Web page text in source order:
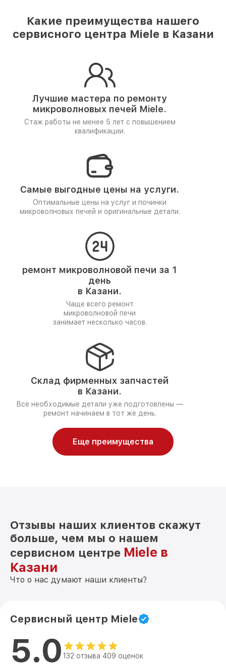
Какие преимущества нашего
сервисного центра Miele в Казани
Лучшие мастера по ремонту
микроволновых печей Miele.
Стаж работы не менее 5 лет с повышением
квалификации.
Самые выгодные цены на услуги.
Оптимальные цены на услуг и починки
микроволновых печей и оригинальные детали.
ремонт микроволновой печи за 1
день
в Казани.
Чаще всего ремонт
микроволновой печи
занимает несколько часов.
Склад фирменных запчастей
в Казани.
Все необходимые детали уже подготовлены —
ремонт начинаем в тот же день.
Еще преимущества
Отзывы наших клиентов скажут
больше, чем мы о нашем
сервисном центре Miele в
Казани
Что о нас думают наши клиенты?
Сервисный центр Miele
5.0 132 отзыва 409 оценок